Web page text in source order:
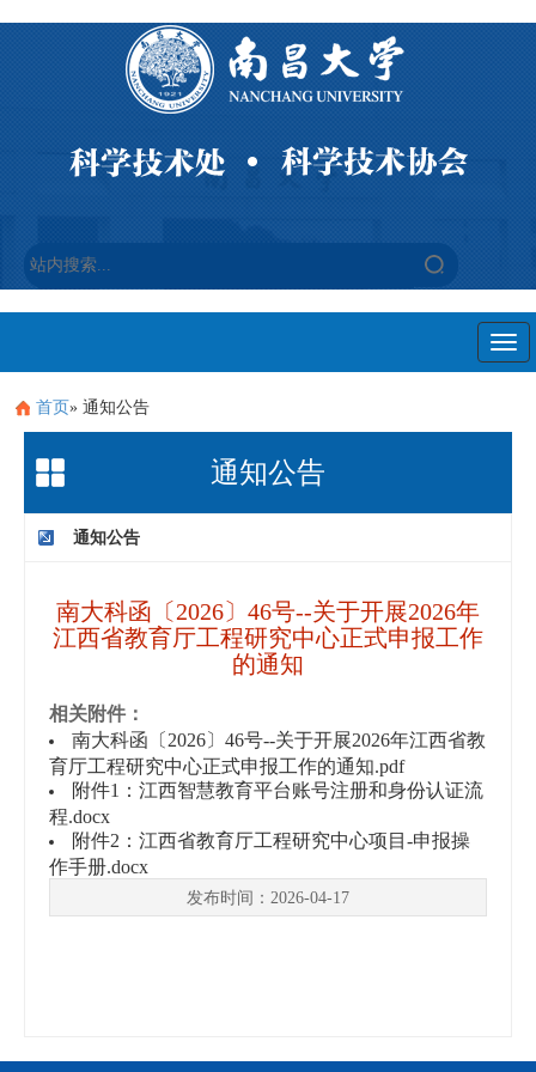
首页» 通知公告
通知公告
通知公告
南大科函〔2026〕46号--关于开展2026年
江西省教育厅工程研究中心正式申报工作
的通知
相关附件：
南大科函〔2026〕46号--关于开展2026年江西省教
育厅工程研究中心正式申报工作的通知.pdf
附件1：江西智慧教育平台账号注册和身份认证流
程.docx
附件2：江西省教育厅工程研究中心项目-申报操
作手册.docx
发布时间：2026-04-17